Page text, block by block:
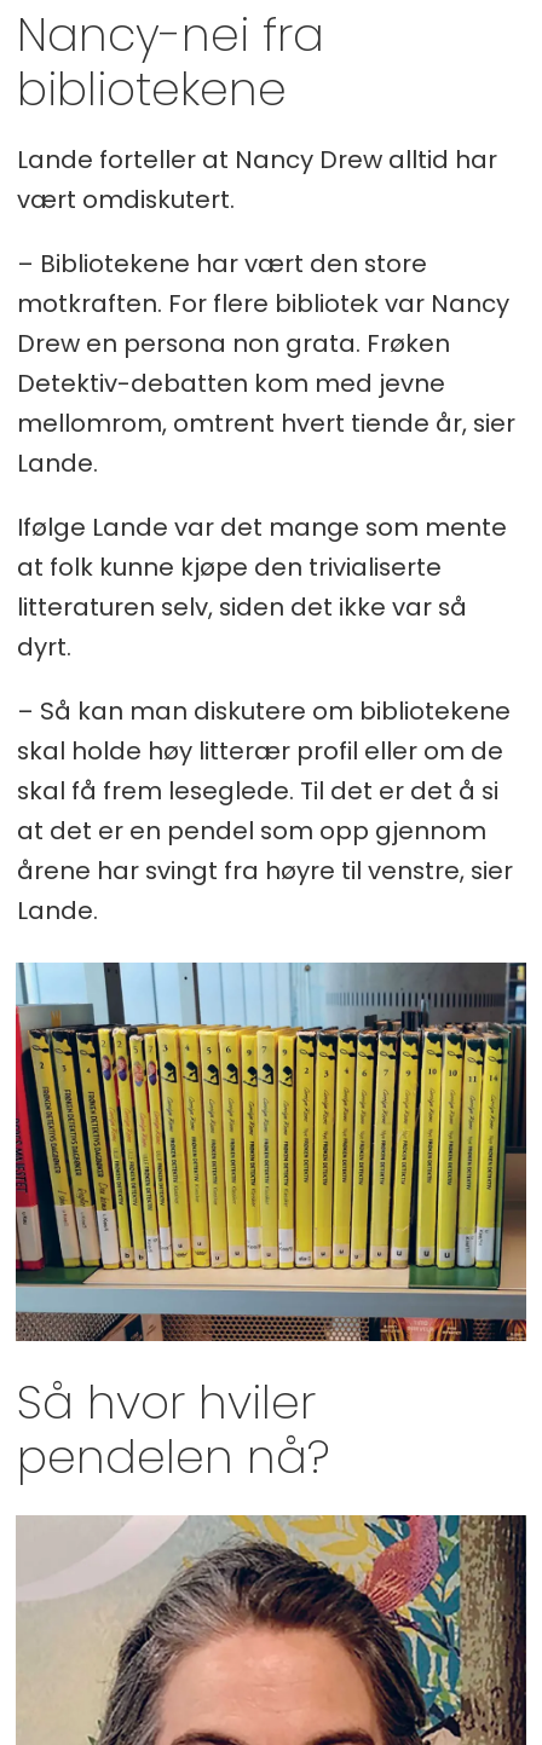
Nancy-nei fra
bibliotekene
Lande forteller at Nancy Drew alltid har
vært omdiskutert.
– Bibliotekene har vært den store
motkraften. For flere bibliotek var Nancy
Drew en persona non grata. Frøken
Detektiv-debatten kom med jevne
mellomrom, omtrent hvert tiende år, sier
Lande.
Ifølge Lande var det mange som mente
at folk kunne kjøpe den trivialiserte
litteraturen selv, siden det ikke var så
dyrt.
– Så kan man diskutere om bibliotekene
skal holde høy litterær profil eller om de
skal få frem leseglede. Til det er det å si
at det er en pendel som opp gjennom
årene har svingt fra høyre til venstre, sier
Lande.
Så hvor hviler
pendelen nå?